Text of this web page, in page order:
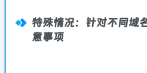
特殊情况：针对不同域
意事项